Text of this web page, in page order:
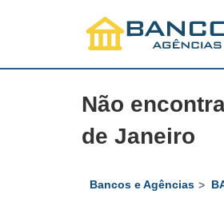
Não
de Janeiro
Bancos e Agências